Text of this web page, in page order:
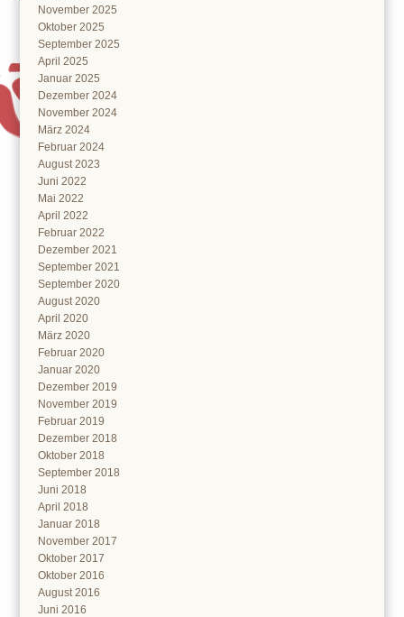
November 2025
Oktober 2025
September 2025
April 2025
Januar 2025
Dezember 2024
November 2024
März 2024
Februar 2024
August 2023
Juni 2022
Mai 2022
April 2022
Februar 2022
Dezember 2021
September 2021
September 2020
August 2020
April 2020
März 2020
Februar 2020
Januar 2020
Dezember 2019
November 2019
Februar 2019
Dezember 2018
Oktober 2018
September 2018
Juni 2018
April 2018
Januar 2018
November 2017
Oktober 2017
Oktober 2016
August 2016
Juni 2016